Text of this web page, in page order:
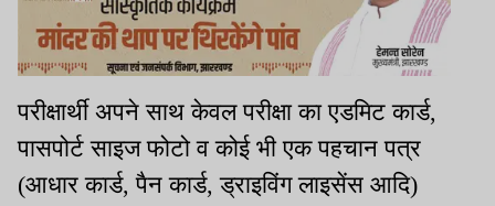
परीक्षार्थी अपने साथ केवल परीक्षा का एडमिट कार्ड,
पासपोर्ट साइज फोटो व कोई भी एक पहचान पत्र
(आधार कार्ड, पैन कार्ड, ड्राइविंग लाइसेंस आदि)